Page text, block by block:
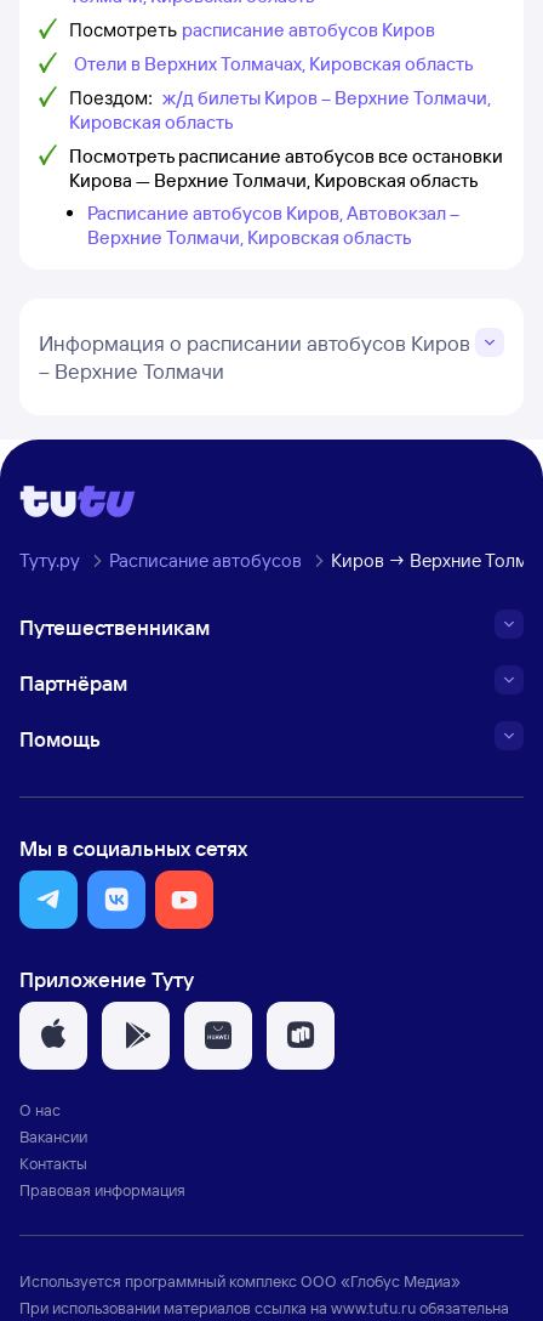
Посмотреть расписание автобусов Киров
Отели в Верхних Толмачах, Кировская область
Поездом: ж/д билеты Киров – Верхние Толмачи,
Кировская область
Посмотреть расписание автобусов все остановки
Кирова — Верхние Толмачи, Кировская область
Расписание автобусов Киров, Автовокзал –
Верхние Толмачи, Кировская область
Информация о расписании автобусов Киров
– Верхние Толмачи
Туту.ру Расписание автобусов Киров → Верхние
Путешественникам
Партнёрам
Помощь
Мы в социальных сетях
Приложение Туту
О нас
Вакансии
Контакты
Правовая информация
Используется программный комплексООО «Глобус Медиа»
При использовании материалов ссылка на www.tutu.ruобязательна